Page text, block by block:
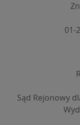
01-
Sąd Rejonowy